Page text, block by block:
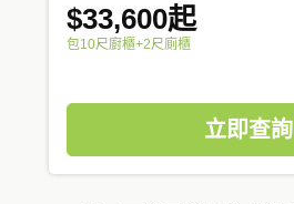
$33,600起
包10尺廚櫃+2尺廁櫃
立即查詢